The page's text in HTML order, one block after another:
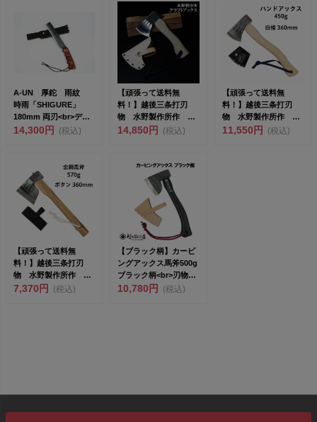
A-UN 厚鉈 雨紋
時雨「SHIGURE」
180mm 両刃<br>デ
ザ...
14,300円 (税込)
【頑張って送料無
料！】越後三条打刃
物 水野製作所作 ク
ラフトアックス 全鋼
14,850円 (税込)
【頑張って送料無
料！】越後三条打刃
物 水野製作所作 ハ
ンドアックス450g 白
11,550円 (税込)
【頑張って送料無
料！】越後三条打刃
物 水野製作所作 全
鋼馬斧（バキン）
7,370円 (税込)
【ブラック柄】カービ
ングアックス馬斧500g
ブラック柄<br>刃物の
本...
10,780円 (税込)